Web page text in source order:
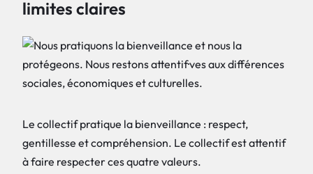
limites claires
Le collectif pratique la bienveillance : respect,
gentillesse et compréhension. Le collectif est attentif
à faire respecter ces quatre valeurs.